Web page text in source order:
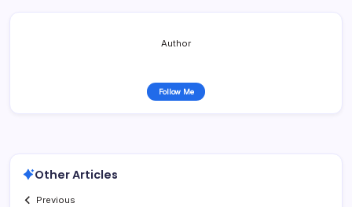
Author
Follow Me
Other Articles
Previous